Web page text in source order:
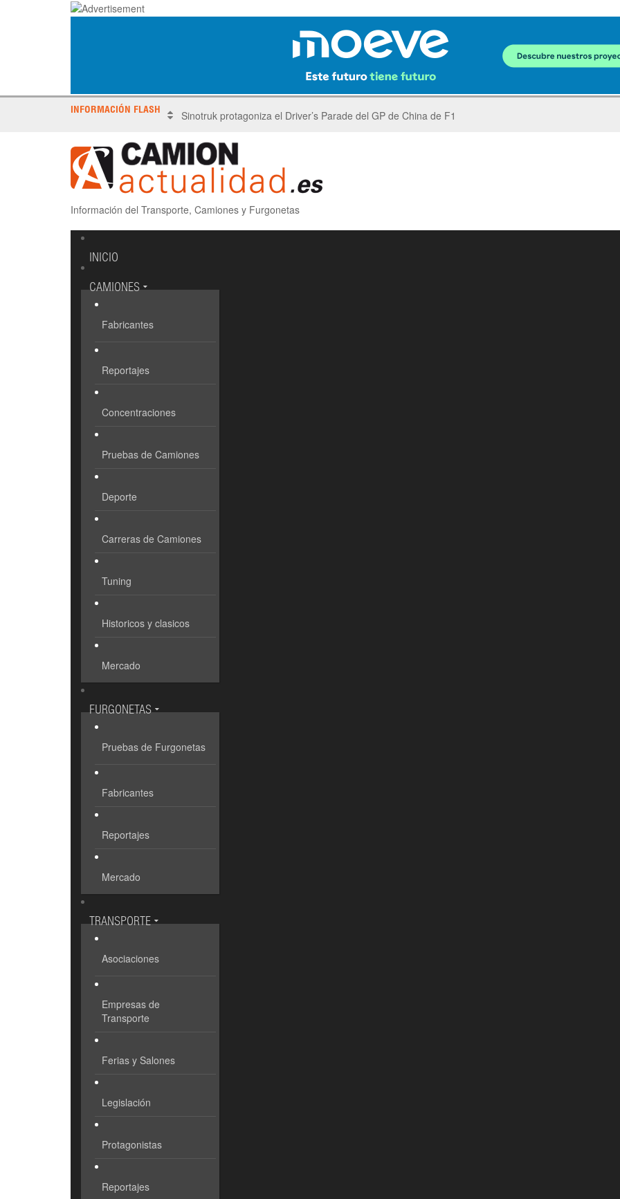
INFORMACIÓN FLASH Sinotruk protagoniza el Driver’s Parade del GP de China de F1
Información del Transporte, Camiones y Furgonetas
INICIO
CAMIONES
Fabricantes
Reportajes
Concentraciones
Pruebas de Camiones
Deporte
Carreras de Camiones
Tuning
Historicos y clasicos
Mercado
FURGONETAS
Pruebas de Furgonetas
Fabricantes
Reportajes
Mercado
TRANSPORTE
Asociaciones
Empresas de
Transporte
Ferias y Salones
Legislación
Protagonistas
Reportajes